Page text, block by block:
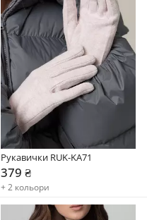
Рукавички RUK-KA71
379 ₴
+ 2 кольори